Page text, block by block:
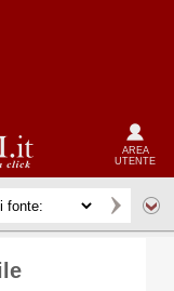
AREA
UTENTE